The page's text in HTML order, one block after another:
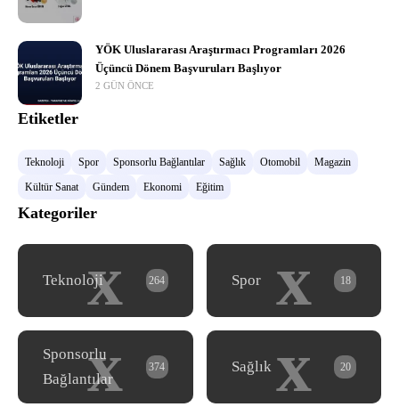
YÖK Uluslararası Araştırmacı Programları 2026
Üçüncü Dönem Başvuruları Başlıyor
2 GÜN ÖNCE
Etiketler
Teknoloji Spor Sponsorlu Bağlantılar Sağlık Otomobil
Magazin
Kültür Sanat
Gündem Ekonomi Eğitim
Kategoriler
x
Teknoloji 264 x
Spor 18
x
Sponsorlu
Bağlantılar
374 x
Sağlık 20